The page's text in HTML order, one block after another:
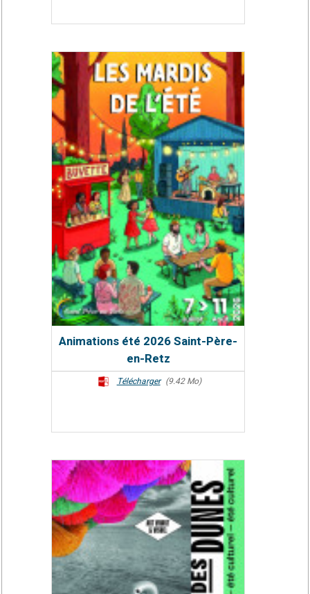
Animations été 2026 Saint-Père-
en-Retz
Télécharger (9.42 Mo)